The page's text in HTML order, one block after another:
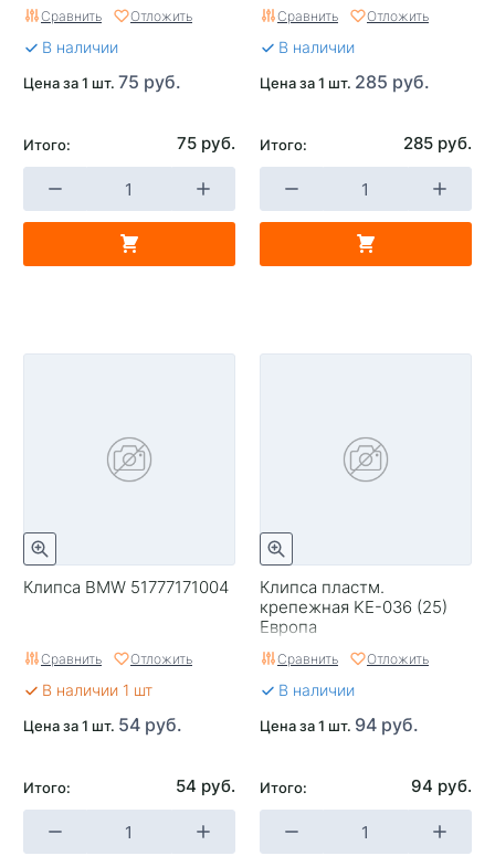
Сравнить Отложить
В наличии
Цена за 1 шт. 75 руб.
Итого: 75 руб.
Сравнить Отложить
В наличии
Цена за 1 шт. 285 руб.
Итого: 285 руб.
Клипса BMW 51777171004
Сравнить Отложить
В наличии 1 шт
Цена за 1 шт. 54 руб.
Итого: 54 руб.
Клипса пластм.
крепежная KE-036 (25)
Европа
Сравнить Отложить
В наличии
Цена за 1 шт. 94 руб.
Итого: 94 руб.